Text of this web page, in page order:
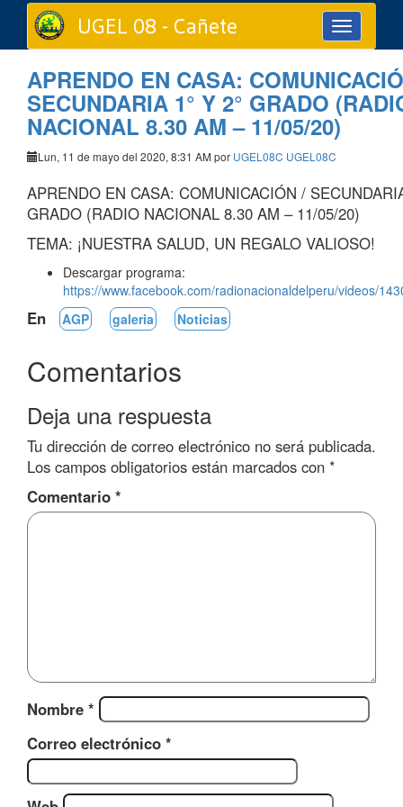
Toggle
navigation
UGEL 08 - Cañete
APRENDO EN CASA:
SECUNDARIA 1° Y 2° GRADO
NACIONAL 8.30 AM – 11/05/20)
Lun, 11 de mayo del 2020, 8:31 AM por UGEL08C UGEL08C
APRENDO EN CASA: COMUNICACIÓN /
GRADO (RADIO NACIONAL 8.30 AM – 11/05/20)
TEMA: ¡NUESTRA SALUD, UN REGALO VALIOSO!
Descargar programa:
https://www.facebook.com/radionacionaldelperu/videos/
En AGP galeria Noticias
Comentarios
Deja una respuesta
Tu dirección de correo electrónico no será publicada.
Los campos obligatorios están marcados con *
Comentario *
Nombre *
Correo electrónico *